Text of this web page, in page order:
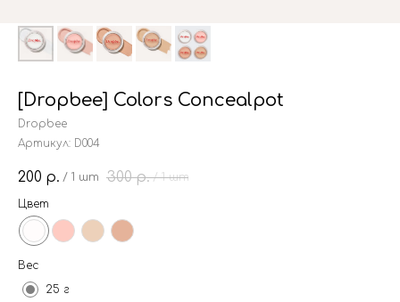
[Dropbee] Colors Concealpot
Dropbee
Артикул: D004
200 р. / 1 шт 300 р. / 1 шт
Цвет
Вес
25 г